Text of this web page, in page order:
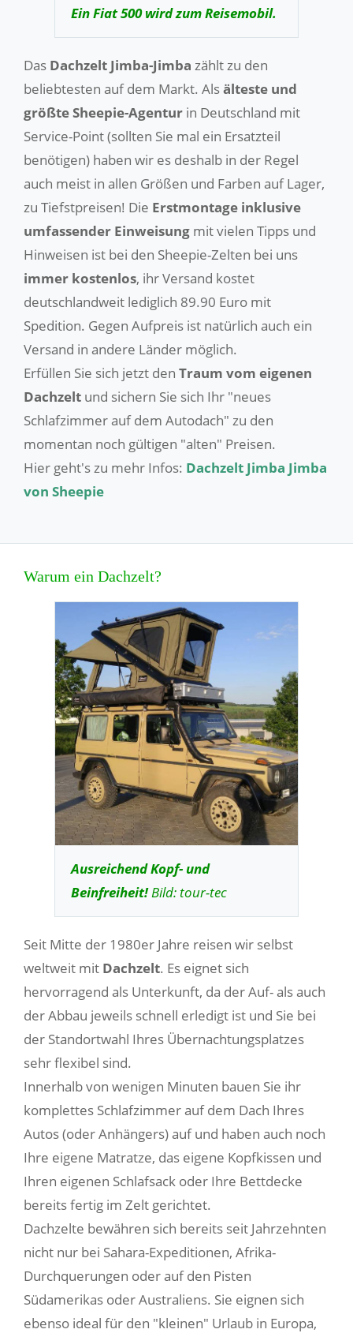
Ein Fiat 500 wird zum Reisemobil.
Das Dachzelt Jimba-Jimba zählt zu den
beliebtesten auf dem Markt. Alsälteste und
größte Sheepie-Agentur in Deutschland mit
Service-Point (sollten Sie mal ein Ersatzteil
benötigen) haben wir es deshalb in der Regel
auch meist in allen Größen und Farben auf Lager,
zu Tiefstpreisen! Die Erstmontage inklusive
umfassender Einweisung mit vielen Tipps und
Hinweisen ist bei den Sheepie-Zelten bei uns
immer kostenlos, ihr Versand kostet
deutschlandweit lediglich 89.90 Euro mit
Spedition. Gegen Aufpreis ist natürlich auch ein
Versand in andere Länder möglich.
Erfüllen Sie sich jetzt den Traum vom eigenen
Dachzelt und sichern Sie sich Ihr "neues
Schlafzimmer auf dem Autodach" zu den
momentan noch gültigen "alten" Preisen.
Hier geht's zu mehr Infos: Dachzelt Jimba Jimba
von Sheepie
Warum ein Dachzelt?
Ausreichend Kopf- und
Beinfreiheit!Bild: tour-tec
Seit Mitte der 1980er Jahre reisen wir selbst
weltweit mit Dachzelt. Es eignet sich
hervorragend als Unterkunft, da der Auf- als auch
der Abbau jeweils schnell erledigt ist und Sie bei
der Standortwahl Ihres Übernachtungsplatzes
sehr flexibel sind.
Innerhalb von wenigen Minuten bauen Sie ihr
komplettes Schlafzimmer auf dem Dach Ihres
Autos (oder Anhängers) auf und haben auch noch
Ihre eigene Matratze, das eigene Kopfkissen und
Ihren eigenen Schlafsack oder Ihre Bettdecke
bereits fertig im Zelt gerichtet.
Dachzelte bewähren sich bereits seit Jahrzehnten
nicht nur bei Sahara-Expeditionen, Afrika-
Durchquerungen oder auf den Pisten
Südamerikas oder Australiens. Sie eignen sich
ebenso ideal für den "kleinen" Urlaub in Europa,